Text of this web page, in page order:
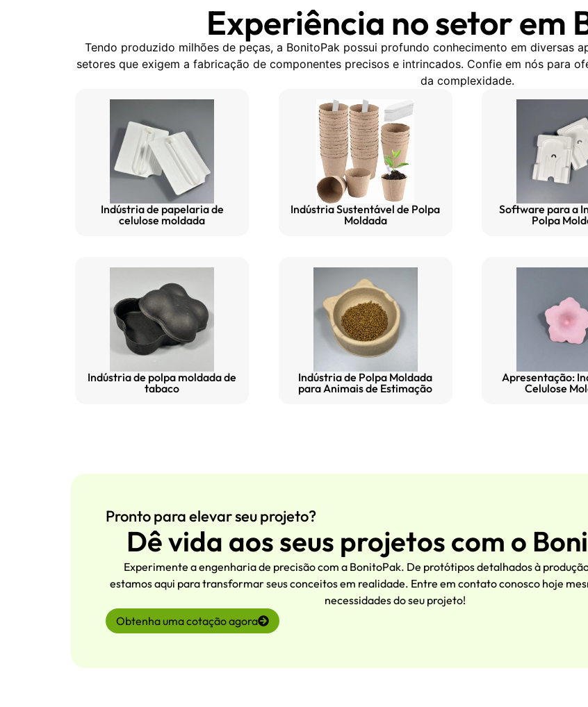
Experiência no setor em
Tendo produzido milhões de peças, a BonitoPak possui profundo conhecimento em diversas
setores que exigem a fabricação de componentes precisos e intrincados. Confie em nós para
da complexidade.
Indústria de papelaria de
celulose moldada
Indústria Sustentável de Polpa
Moldada
Software para a
Polpa
Indústria de polpa moldada de
tabaco
Indústria de Polpa Moldada
para Animais de Estimação
Apresentação:
Celulose
Pronto para elevar seu projeto?
Dê vida aos seus projetos com o
Experimente a engenharia de precisão com a BonitoPak. De protótipos detalhados à
estamos aqui para transformar seus conceitos em realidade. Entre em contato conosco hoje
necessidades do seu projeto!
Obtenha uma cotação agora